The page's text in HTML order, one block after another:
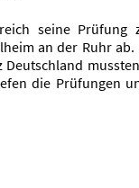
seine Prüfung
an der Ruhr ab.
die Prüfungen